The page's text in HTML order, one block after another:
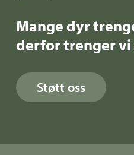
Mange dyr
derfor trenger vi
Støtt oss